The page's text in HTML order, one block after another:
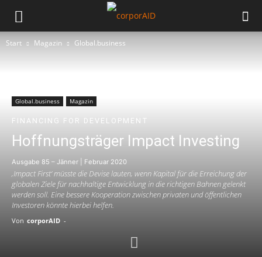
Start Magazin Global.business
Global.business Magazin
FINANCING FOR DEVELOPMENT
Hoffnungsträger Impact Investing
Ausgabe 85 – Jänner | Februar 2020
‚Impact First‘ müsste die Devise lauten, wenn Kapital für die Erreichung der
globalen Ziele für nachhaltige Entwicklung in die richtigen Bahnen gelenkt
werden soll. Eine bessere Kooperation zwischen privaten und öffentlichen
Investoren könnte hierbei helfen.
Von corporAID -